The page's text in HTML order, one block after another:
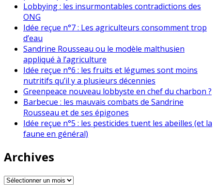
Lobbying : les insurmontables contradictions des
ONG
Idée reçue n°7 : Les agriculteurs consomment trop
d’eau
Sandrine Rousseau ou le modèle malthusien
appliqué à l’agriculture
Idée reçue n°6 : les fruits et légumes sont moins
nutritifs qu’il y a plusieurs décennies
Greenpeace nouveau lobbyste en chef du charbon ?
Barbecue : les mauvais combats de Sandrine
Rousseau et de ses épigones
Idée reçue n°5 : les pesticides tuent les abeilles (et la
faune en général)
Archives
Archives